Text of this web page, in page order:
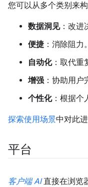
您可以从多个类别来
数据洞见：改进
便捷 ：消除阻力。
自动化：取代重
增强：协助用户
个性化：根据个
探索使用场景中对此
平台
客户端 AI直接在浏览